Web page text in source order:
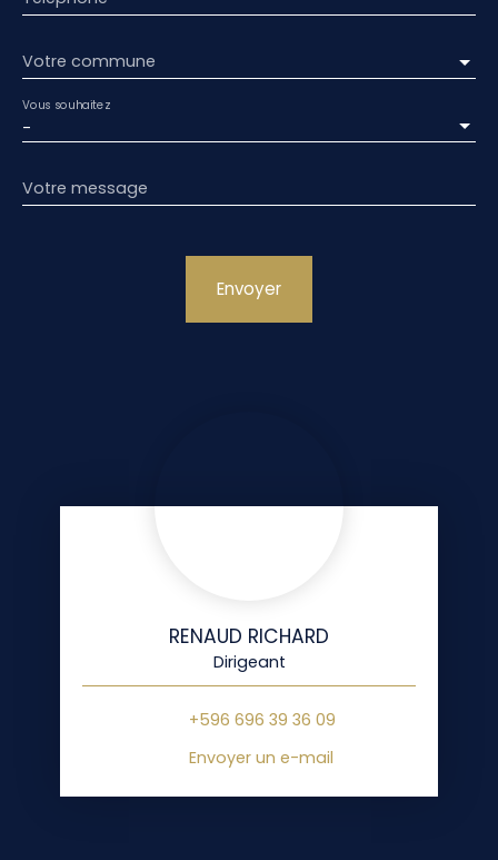
Votre commune
-
Vous souhaitez
Votre message
Envoyer
RENAUD RICHARD
Dirigeant
+596 696 39 36 09
Envoyer un e-mail